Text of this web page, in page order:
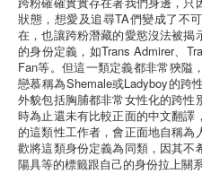
狀態，想愛及追尋TA們變成了不
在，也讓跨粉潛藏的愛慾沒法被
的身份定義，如Trans Admirer、
Fan等。但這一類定義都非常狹隘
戀慕稱為Shemale或Ladyboy的跨
外貌包括胸脯都非常女性化的跨
時為止還未有比較正面的中文翻
的這類性工作者，會正面地自稱
歡將這類身份定義為同類，因其
陽具等的標籤跟自己的身份拉上關系